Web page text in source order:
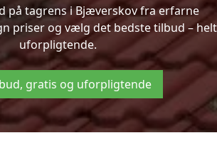
på tagrens i Bjæverskov fra erfarne
priser og vælg det bedste tilbud – helt
uforpligtende.
gratis og uforpligtende